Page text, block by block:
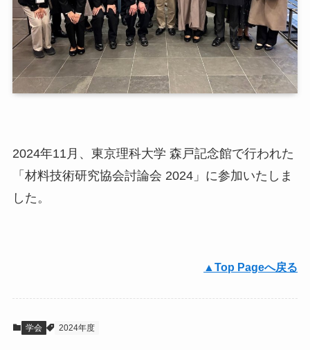
2024年11月、東京理科大学 森戸記念館で行われた
「材料技術研究協会討論会 2024」に参加いたしま
した。
▲Top Pageへ戻る
学会 2024年度